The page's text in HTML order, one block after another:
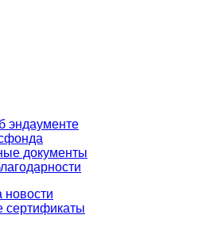
эндаументе
документы
новости
сертификаты